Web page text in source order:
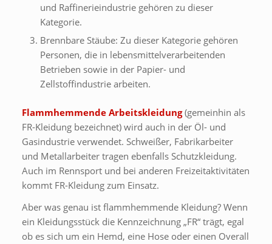
und Raffinerieindustrie gehören zu dieser
Kategorie.
Brennbare Stäube: Zu dieser Kategorie gehören
Personen, die in lebensmittelverarbeitenden
Betrieben sowie in der Papier- und
Zellstoffindustrie arbeiten.
Flammhemmende Arbeitskleidung(gemeinhin als
FR-Kleidung bezeichnet) wird auch in der Öl- und
Gasindustrie verwendet. Schweißer, Fabrikarbeiter
und Metallarbeiter tragen ebenfalls Schutzkleidung.
Auch im Rennsport und bei anderen Freizeitaktivitäten
kommt FR-Kleidung zum Einsatz.
Aber was genau ist flammhemmende Kleidung? Wenn
ein Kleidungsstück die Kennzeichnung „FR“ trägt, egal
ob es sich um ein Hemd, eine Hose oder einen Overall